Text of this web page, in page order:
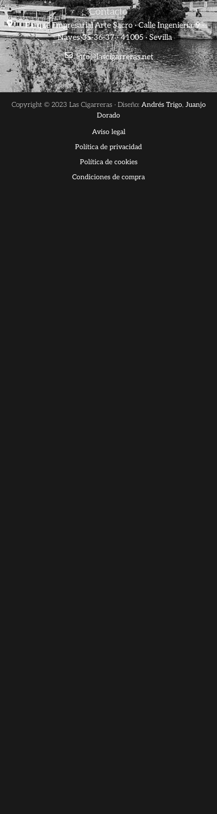
Contacto
Parque Empresarial Arte Sacro · Calle Ingeniería, 9 ·
Naves 35-36-37 · 41005 · Sevilla
info@lascigarreras.net
Copyright © 2023 Las Cigarreras · Diseño: Andrés Trigo, Juanjo
Dorado
Aviso legal
Política de privacidad
Política de cookies
Condiciones de compra